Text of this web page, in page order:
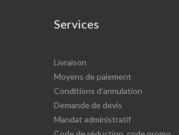
Services
Livraison
Moyens de paiement
Conditions d'annulation
Demande de devis
Mandat administratif